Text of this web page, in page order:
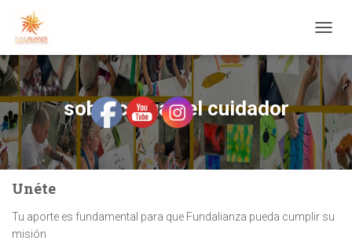
sobrecarga del cuidador
Unéte
Tu aporte es fundamental para que Fundalianza pueda cumplir su
misión